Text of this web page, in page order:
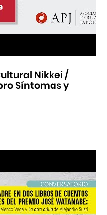
Nikkei /
Síntomas y